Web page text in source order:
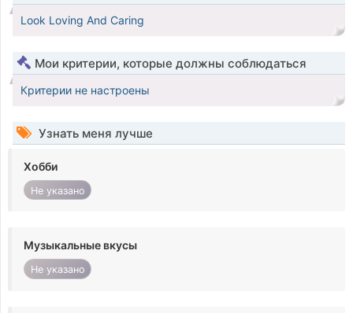
Look Loving And Caring
Мои критерии, которые должны соблюдаться
Критерии не настроены
Узнать меня лучше
Хобби
Не указано
Музыкальные вкусы
Не указано